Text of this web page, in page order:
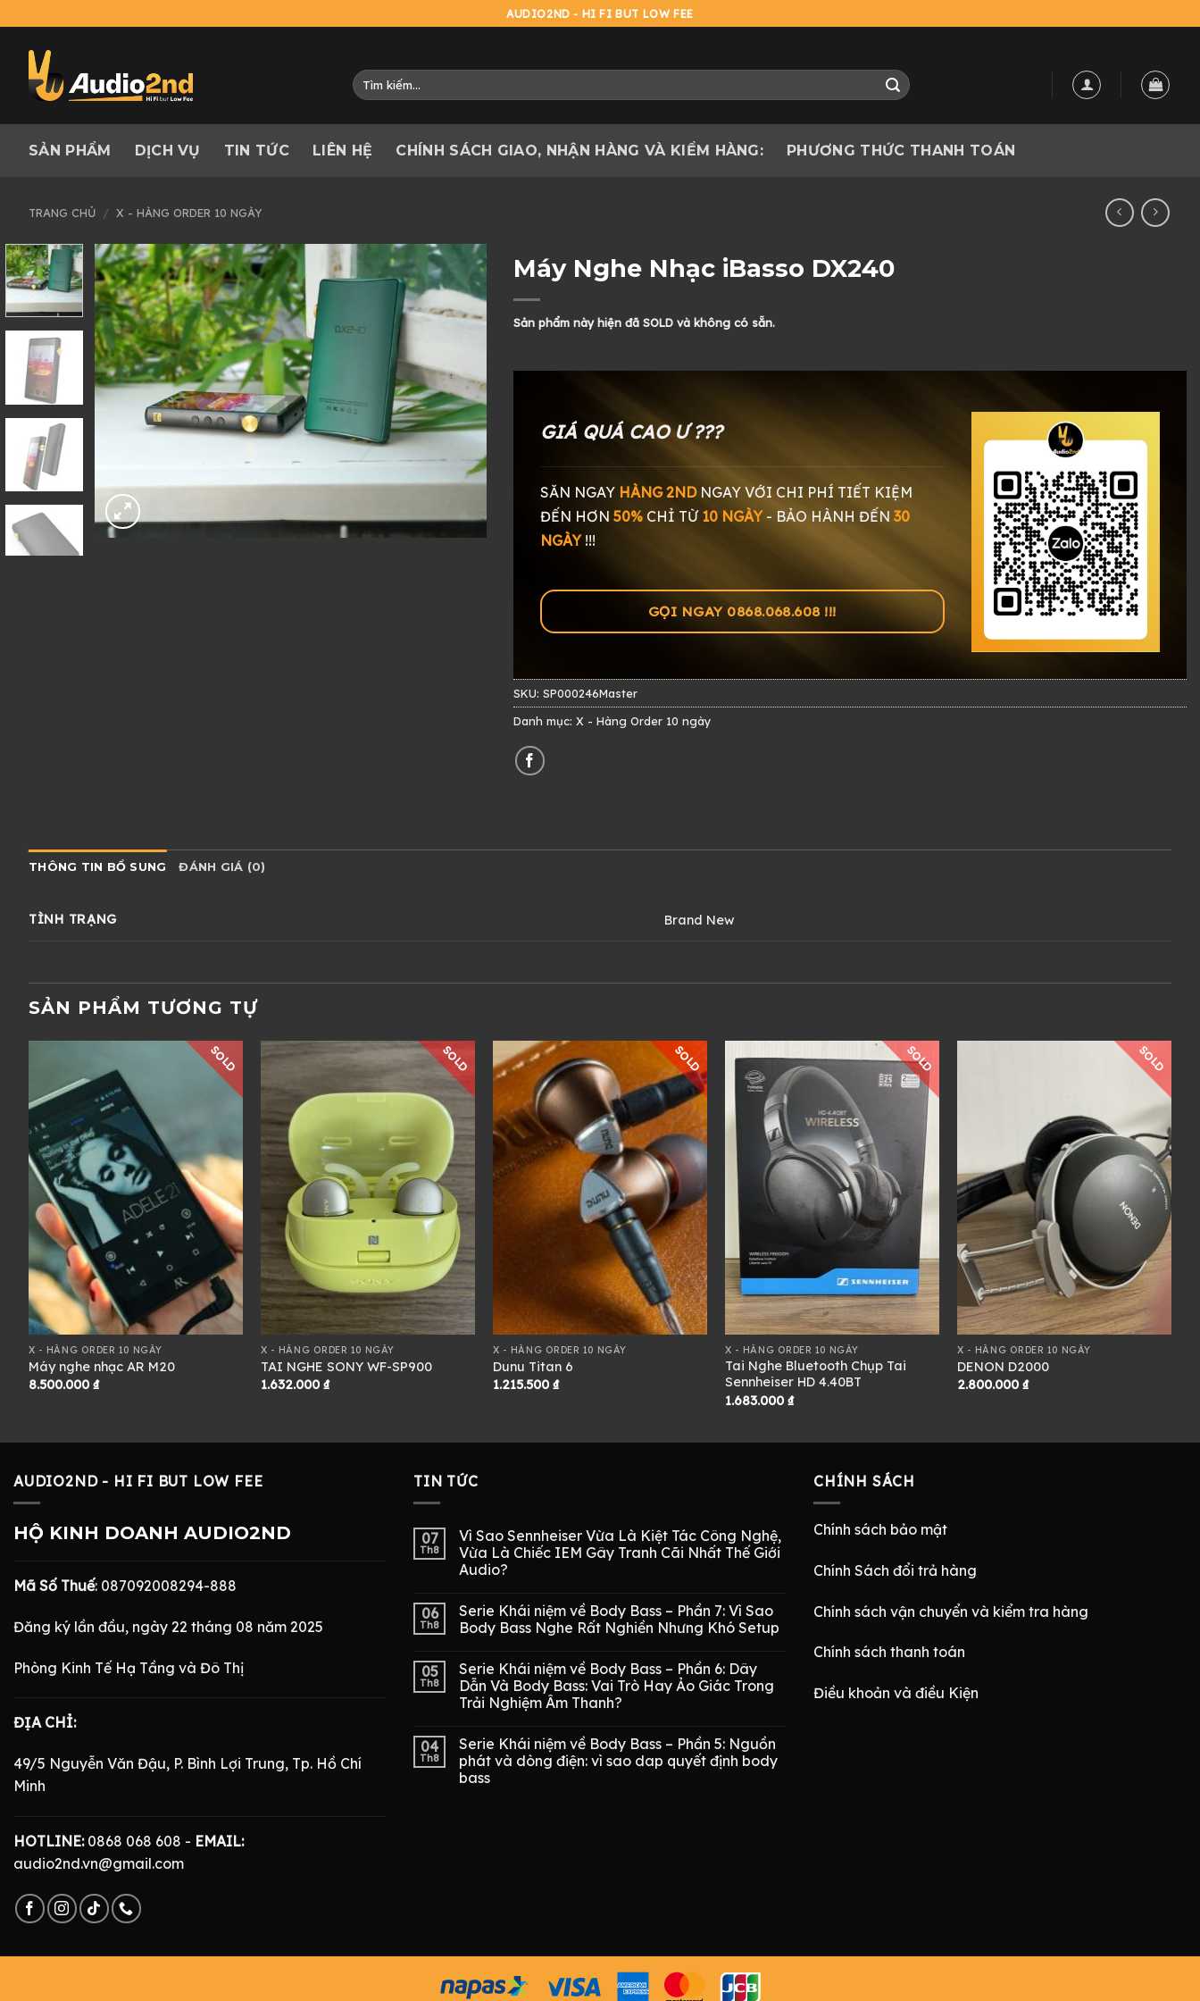
to
content
AUDIO2ND - HI FI BUT LOW FEE
Tìm
kiếm:
SẢN PHẨM DỊCH VỤ TIN TỨC LIÊN HỆ CHÍNH SÁCH GIAO, NHẬN HÀNG VÀ KIỂM HÀNG: PHƯƠNG THỨC THANH TOÁN
TRANG CHỦ / X - HÀNG ORDER 10 NGÀY
Máy Nghe Nhạc iBasso DX240
Sản phẩm này hiện đã SOLD và không có sẵn.
GIÁ QUÁ CAO Ư ???
SĂN NGAY HÀNG 2NDNGAY VỚI CHI PHÍ TIẾT KIỆM
ĐẾN HƠN 50% CHỈ TỪ 10 NGÀY- BẢO HÀNH ĐẾN 30
NGÀY!!!
GỌI NGAY 0868.068.608 !!!
SKU: SP000246Master
Danh mục: X - Hàng Order 10 ngày
THÔNG TIN BỔ SUNG ĐÁNH GIÁ (0)
TÌNH TRẠNG Brand New
SẢN PHẨM TƯƠNG TỰ
SOLD
X - HÀNG ORDER 10 NGÀY
Máy nghe nhạc AR M20
8.500.000 ₫
SOLD
X - HÀNG ORDER 10 NGÀY
TAI NGHE SONY WF-SP900
1.632.000 ₫
SOLD
X - HÀNG ORDER 10 NGÀY
Dunu Titan 6
1.215.500 ₫
SOLD
X - HÀNG ORDER 10 NGÀY
Tai Nghe Bluetooth Chụp Tai
Sennheiser HD 4.40BT
1.683.000 ₫
SOLD
X - HÀNG ORDER 10 NGÀY
DENON D2000
2.800.000 ₫
AUDIO2ND - HI FI BUT LOW FEE
HỘ KINH DOANH AUDIO2ND
Mã Số Thuế: 087092008294-888
Đăng ký lần đầu, ngày 22 tháng 08 năm 2025
Phòng Kinh Tế Hạ Tầng và Đô Thị
ĐỊA CHỈ:
49/5 Nguyễn Văn Đậu, P. Bình Lợi Trung, Tp. Hồ Chí
Minh
HOTLINE:0868 068 608 - EMAIL:
audio2nd.vn@gmail.com
TIN TỨC
07
Th8
Vì Sao Sennheiser Vừa Là Kiệt Tác Công Nghệ,
Vừa Là Chiếc IEM Gây Tranh Cãi Nhất Thế Giới
Audio?
06
Th8
Serie Khái niệm về Body Bass – Phần 7: Vì Sao
Body Bass Nghe Rất Nghiền Nhưng Khó Setup
05
Th8
Serie Khái niệm về Body Bass – Phần 6: Dây
Dẫn Và Body Bass: Vai Trò Hay Ảo Giác Trong
Trải Nghiệm Âm Thanh?
04
Th8
Serie Khái niệm về Body Bass – Phần 5: Nguồn
phát và dòng điện: vì sao dap quyết định body
bass
CHÍNH SÁCH
Chính sách bảo mật
Chính Sách đổi trả hàng
Chính sách vận chuyển và kiểm tra hàng
Chính sách thanh toán
Điều khoản và điều Kiện